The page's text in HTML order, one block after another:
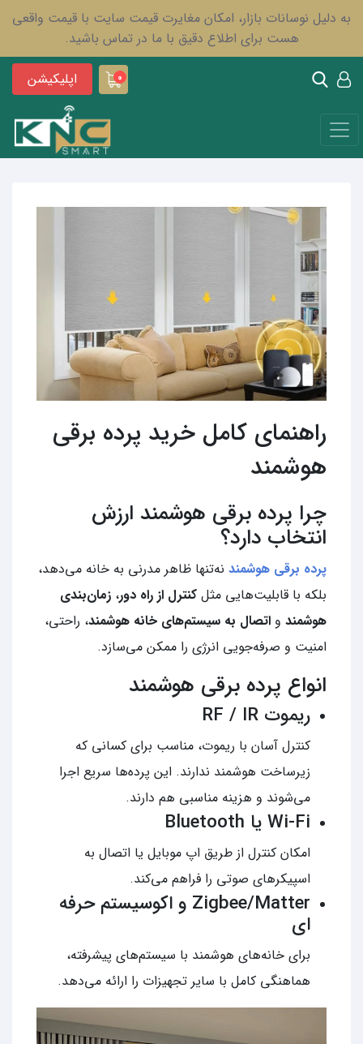
به دلیل نوسانات بازار، امکان مغایرت قیمت سایت با قیمت واقعی
هست برای اطلاع دقیق با ما در تماس باشید.
0 اپلیکیشن
راهنمای کامل خرید پرده برقی
هوشمند
چرا پرده برقی هوشمند ارزش
انتخاب دارد؟
پرده برقی هوشمند نه‌تنها ظاهر مدرنی به خانه می‌دهد،
بلکه با قابلیت‌هایی مثل کنترل از راه دور، زمان‌بندی
هوشمند و اتصال به سیستم‌های خانه هوشمند، راحتی،
امنیت و صرفه‌جویی انرژی را ممکن می‌سازد.
انواع پرده برقی هوشمند
ریموت RF / IR
کنترل آسان با ریموت، مناسب برای کسانی که
زیرساخت هوشمند ندارند. این پرده‌ها سریع اجرا
می‌شوند و هزینه مناسبی هم دارند.
Wi-Fi یا Bluetooth
امکان کنترل از طریق اپ موبایل یا اتصال به
اسپیکرهای صوتی را فراهم می‌کند.
Zigbee/Matter و اکوسیستم حرفه‌
ای
برای خانه‌های هوشمند با سیستم‌های پیشرفته،
هماهنگی کامل با سایر تجهیزات را ارائه می‌دهد.